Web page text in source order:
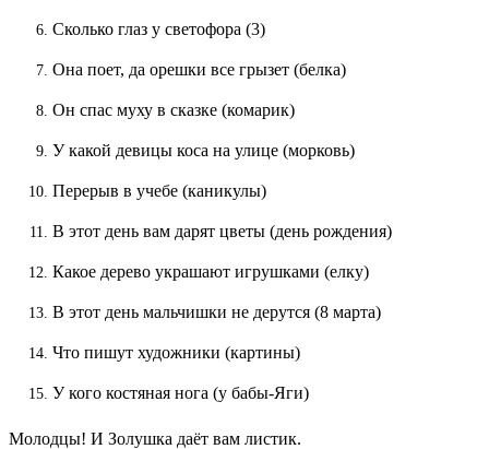
Сколько глаз у светофора (3)
Она поет, да орешки все грызет (белка)
Он спас муху в сказке (комарик)
У какой девицы коса на улице (морковь)
Перерыв в учебе (каникулы)
В этот день вам дарят цветы (день рождения)
Какое дерево украшают игрушками (елку)
В этот день мальчишки не дерутся (8 марта)
Что пишут художники (картины)
У кого костяная нога (у бабы-Яги)
Молодцы! И Золушка даёт вам листик.